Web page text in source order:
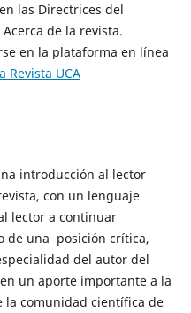
las Directrices del
de la revista.
en la plataforma en línea
Revista UCA
introducción al lector
con un lenguaje
lector a continuar
de una posición crítica,
del autor del
un aporte importante a la
la comunidad científica de